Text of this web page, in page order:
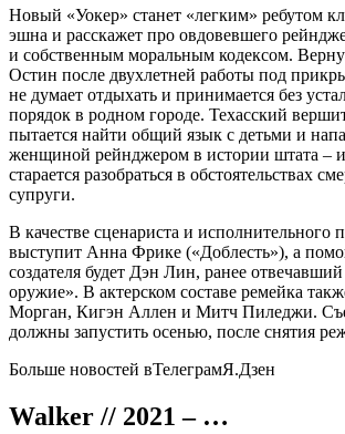
Новый «Уокер» станет «легким» ребутом
эшна и расскажет про овдовевшего
и собственным моральным кодексом.
Остин после двухлетней работы под
не думает отдыхать и принимается без
порядок в родном городе. Техасский
пытается найти общий язык с детьми и
женщиной рейнджером в истории штата –
старается разобраться в обстоятельствах
супруги.
В качестве сценариста и исполнительного
выступит Анна Фрике («Доблесть»), а
создателя будет Дэн Лин, ранее
оружие». В актерском составе ремейка
Морган, Кигэн Аллен и Митч Пиледжи.
должны запустить осенью, после снятия
Больше новостей вТелеграмЯ.Дзен
Walker // 2021 – …